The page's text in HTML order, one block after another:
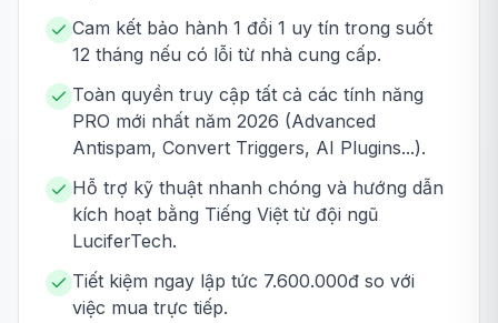
Cam kết bảo hành 1 đổi 1 uy tín trong suốt
12 tháng nếu có lỗi từ nhà cung cấp.
Toàn quyền truy cập tất cả các tính năng
PRO mới nhất năm 2026 (Advanced
Antispam, Convert Triggers, AI Plugins...).
Hỗ trợ kỹ thuật nhanh chóng và hướng dẫn
kích hoạt bằng Tiếng Việt từ đội ngũ
LuciferTech.
Tiết kiệm ngay lập tức 7.600.000đ so với
việc mua trực tiếp.